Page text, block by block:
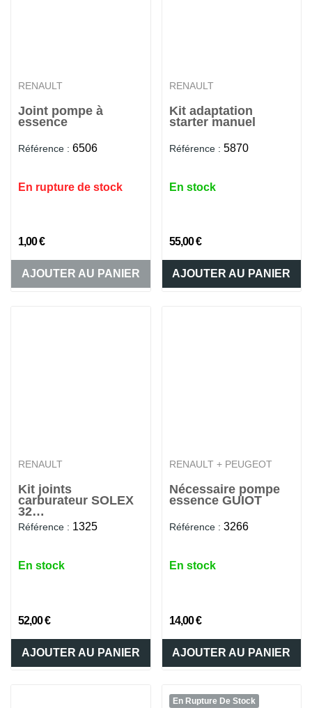
RENAULT
Joint pompe à
essence
Référence : 6506
En rupture de stock
1,00 €
AJOUTER AU PANIER
RENAULT
Kit adaptation
starter manuel
Référence : 5870
En stock
55,00 €
AJOUTER AU PANIER
RENAULT
Kit joints
carburateur SOLEX
32
DISTA/DITA/PDIST
Référence : 1325
En stock
52,00 €
AJOUTER AU PANIER
RENAULT + PEUGEOT
Nécessaire pompe
essence GUIOT
Référence : 3266
En stock
14,00 €
AJOUTER AU PANIER
En Rupture De Stock